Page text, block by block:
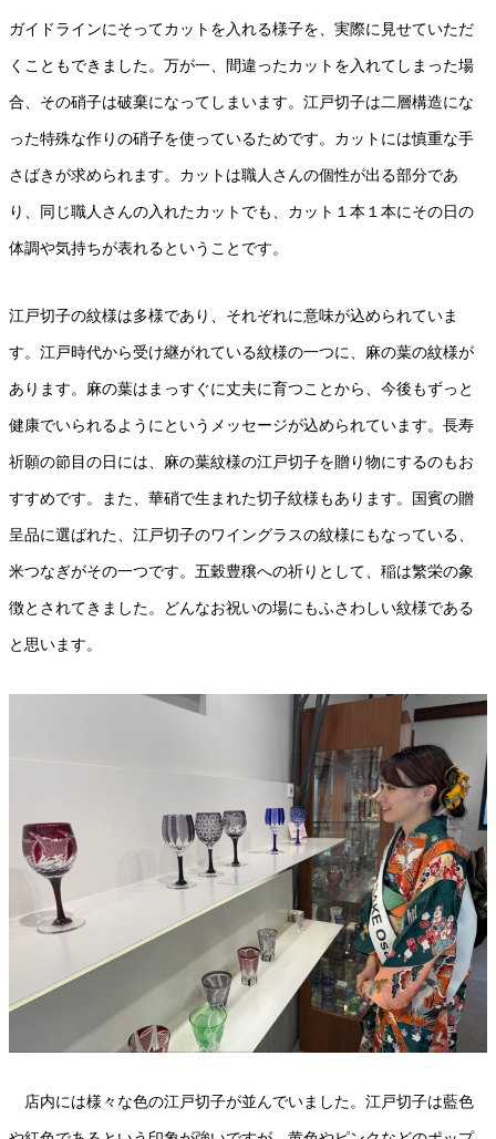
ガイドラインにそってカットを入れる様子を、実際に見せていただ
くこともできました。万が一、間違ったカットを入れてしまった場
合、その硝子は破棄になってしまいます。江戸切子は二層構造にな
った特殊な作りの硝子を使っているためです。カットには慎重な手
さばきが求められます。カットは職人さんの個性が出る部分であ
り、同じ職人さんの入れたカットでも、カット１本１本にその日の
体調や気持ちが表れるということです。
江戸切子の紋様は多様であり、それぞれに意味が込められていま
す。江戸時代から受け継がれている紋様の一つに、麻の葉の紋様が
あります。麻の葉はまっすぐに丈夫に育つことから、今後もずっと
健康でいられるようにというメッセージが込められています。長寿
祈願の節目の日には、麻の葉紋様の江戸切子を贈り物にするのもお
すすめです。また、華硝で生まれた切子紋様もあります。国賓の贈
呈品に選ばれた、江戸切子のワイングラスの紋様にもなっている、
米つなぎがその一つです。五穀豊穣への祈りとして、稲は繁栄の象
徴とされてきました。どんなお祝いの場にもふさわしい紋様である
と思います。
店内には様々な色の江戸切子が並んでいました。江戸切子は藍色